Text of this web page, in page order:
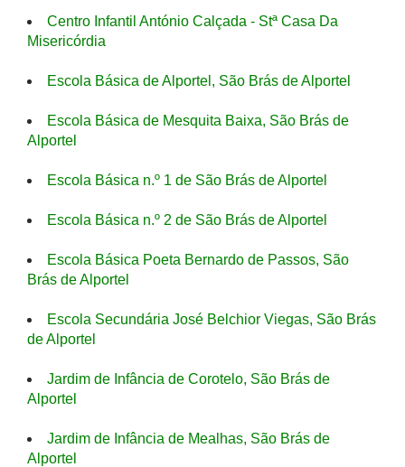
Centro Infantil António Calçada - Stª Casa Da
Misericórdia
Escola Básica de Alportel, São Brás de Alportel
Escola Básica de Mesquita Baixa, São Brás de
Alportel
Escola Básica n.º 1 de São Brás de Alportel
Escola Básica n.º 2 de São Brás de Alportel
Escola Básica Poeta Bernardo de Passos, São
Brás de Alportel
Escola Secundária José Belchior Viegas, São Brás
de Alportel
Jardim de Infância de Corotelo, São Brás de
Alportel
Jardim de Infância de Mealhas, São Brás de
Alportel